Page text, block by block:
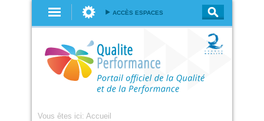
ACCÈS ESPACES
Vous êtes ici: Accueil